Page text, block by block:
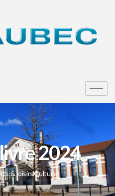
2024
& loisirsCulture